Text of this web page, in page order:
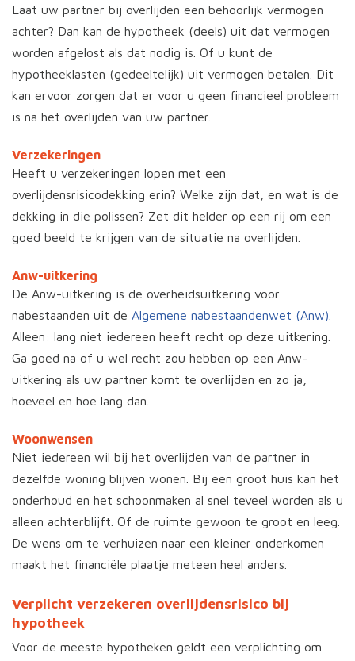
Laat uw partner bij overlijden een behoorlijk vermogen
achter? Dan kan de hypotheek (deels) uit dat vermogen
worden afgelost als dat nodig is. Of u kunt de
hypotheeklasten (gedeeltelijk) uit vermogen betalen. Dit
kan ervoor zorgen dat er voor u geen financieel probleem
is na het overlijden van uw partner.
Verzekeringen
Heeft u verzekeringen lopen met een
overlijdensrisicodekking erin? Welke zijn dat, en wat is de
dekking in die polissen? Zet dit helder op een rij om een
goed beeld te krijgen van de situatie na overlijden.
Anw-uitkering
De Anw-uitkering is de overheidsuitkering voor
nabestaanden uit de Algemene nabestaandenwet (Anw)
Alleen: lang niet iedereen heeft recht op deze uitkering.
Ga goed na of u wel recht zou hebben op een Anw-
uitkering als uw partner komt te overlijden en zo ja,
hoeveel en hoe lang dan.
Woonwensen
Niet iedereen wil bij het overlijden van de partner in
dezelfde woning blijven wonen. Bij een groot huis kan het
onderhoud en het schoonmaken al snel teveel worden als u
alleen achterblijft. Of de ruimte gewoon te groot en leeg.
De wens om te verhuizen naar een kleiner onderkomen
maakt het financiële plaatje meteen heel anders.
Verplicht verzekeren overlijdensrisico bij
hypotheek
Voor de meeste hypotheken geldt een verplichting om